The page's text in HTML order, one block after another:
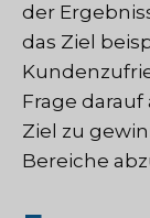
der
das Ziel
Frage
Ziel zu
Bereiche